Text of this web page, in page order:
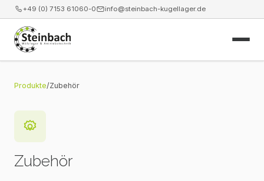
+49 (0) 7153 61060-0 info@steinbach-kugellager.de
Start
Produkte
Leistungen
Produkte/Zubehör
Zubehör